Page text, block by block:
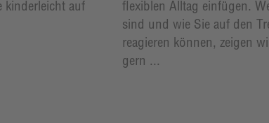
kinderleicht auf
flexiblen Alltag einfügen.
sind und wie Sie auf den
reagieren können, zeigen
gern ...